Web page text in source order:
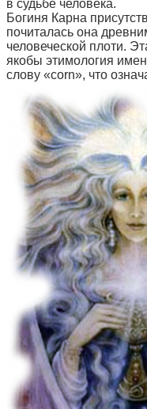
в судьбе человека.
Богиня Карна
почиталась она
человеческой плоти.
якобы этимология
слову «corn», что